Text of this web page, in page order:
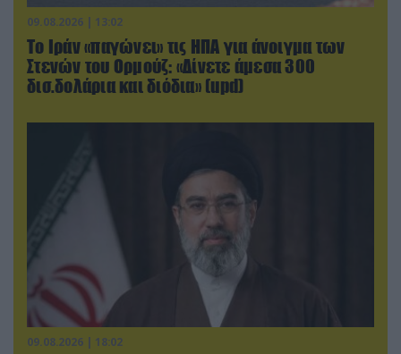
09.08.2026 | 13:02
Το Ιράν «παγώνει» τις ΗΠΑ για άνοιγμα των
Στενών του Ορμούζ: «Δίνετε άμεσα 300
δισ.δολάρια και διόδια» (upd)
09.08.2026 | 18:02